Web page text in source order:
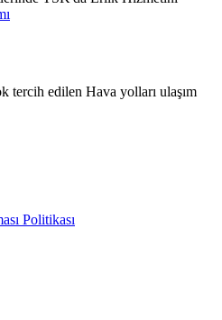
tercih edilen Hava yolları ulaşım
Politikası